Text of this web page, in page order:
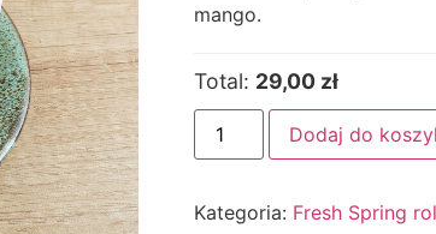
mango.
Total: 29,00 zł
Dodaj do
Kategoria: Fresh Spring